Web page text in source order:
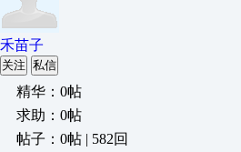
禾苗子
关注 私信
精华：0帖
求助：0帖
帖子：0帖 | 582回